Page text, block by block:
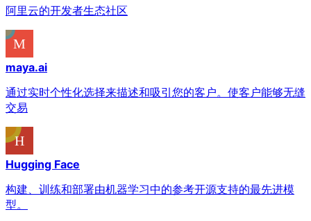
阿里云的开发者生态社区
maya.ai
通过实时个性化选择来描述和吸引您的客户。使客户能够无缝
交易
Hugging Face
构建、训练和部署由机器学习中的参考开源支持的最先进模
型。